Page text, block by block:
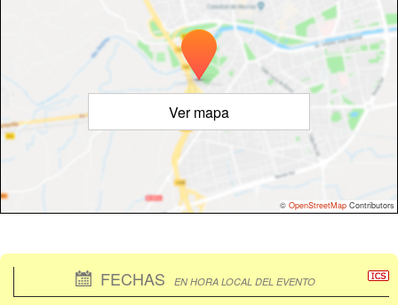
Ver mapa
© OpenStreetMap Contributors
FECHAS EN HORA LOCAL DEL EVENTO